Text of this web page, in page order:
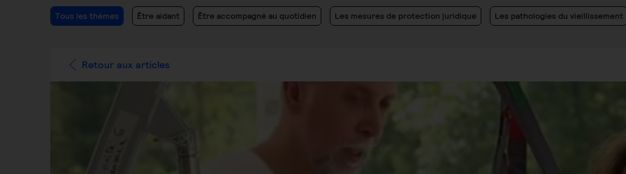
Tous les thèmes Être aidant Être accompagné au quotidien Les mesures de protection juridique Les pathologies du vieillissement
Retour aux articles